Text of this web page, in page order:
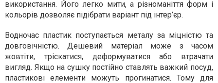
використання. Його легко мити, а різноманіття форм і
кольорів дозволяє підібрати варіант під інтер’єр.
Водночас пластик поступається металу за міцністю та
довговічністю. Дешевий матеріал може з часом
жовтіти, тріскатися, деформуватися або втрачати
вигляд. Якщо на сушку постійно ставлять важкий посуд,
пластикові елементи можуть прогинатися. Тому для